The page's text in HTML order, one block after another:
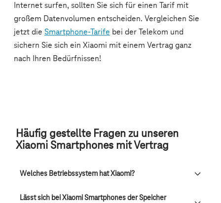
Häufig gestellte Fragen zu unseren
Xiaomi Smartphones mit Vertrag
Welches Betriebssystem hat Xiaomi?
Lässt sich bei Xiaomi Smartphones der Speicher